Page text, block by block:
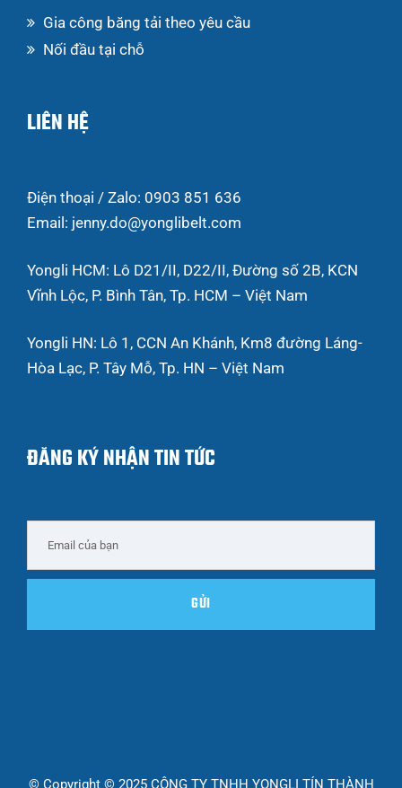
Gia công băng tải theo yêu cầu
Nối đầu tại chỗ
LIÊN HỆ
Điện thoại / Zalo: 0903 851 636
Email: jenny.do@yonglibelt.com
Yongli HCM: Lô D21/II, D22/II, Đường số 2B, KCN
Vĩnh Lộc, P. Bình Tân, Tp. HCM – Việt Nam
Yongli HN: Lô 1, CCN An Khánh, Km8 đường Láng-
Hòa Lạc, P. Tây Mỗ, Tp. HN – Việt Nam
ĐĂNG KÝ NHẬN TIN TỨC
© Copyright © 2025 CÔNG TY TNHH YONGLI TÍN THÀNH